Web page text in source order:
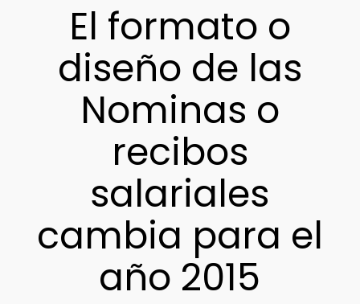
El formato o
diseño de las
Nominas o
recibos
salariales
cambia para el
año 2015